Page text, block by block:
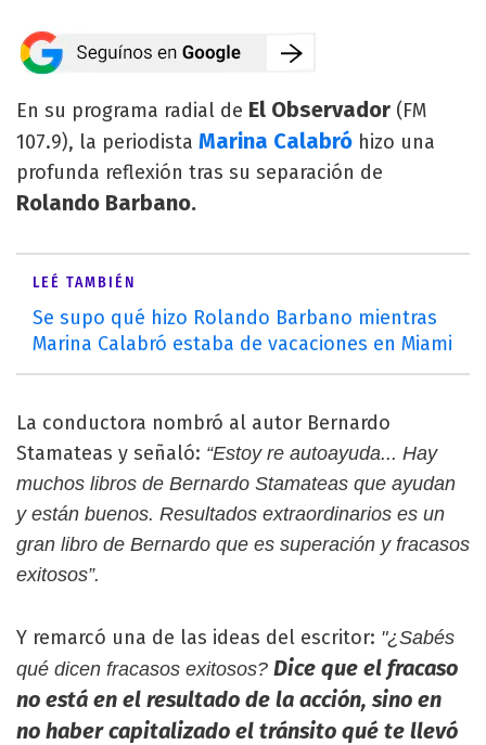
En su programa radial de El Observador (FM
107.9), la periodista Marina Calabró hizo una
profunda reflexión tras su separación de
Rolando Barbano.
LEÉ TAMBIÉN
Se supo qué hizo Rolando Barbano mientras
Marina Calabró estaba de vacaciones en Miami
La conductora nombró al autor Bernardo
Stamateas y señaló: “Estoy re autoayuda... Hay
muchos libros de Bernardo Stamateas que ayudan
y están buenos. Resultados extraordinarios es un
gran libro de Bernardo que es superación y fracasos
exitosos”.
Y remarcó una de las ideas del escritor: "¿Sabés
qué dicen fracasos exitosos? Dice que el fracaso
no está en el resultado de la acción, sino en
no haber capitalizado el tránsito qué te llevó